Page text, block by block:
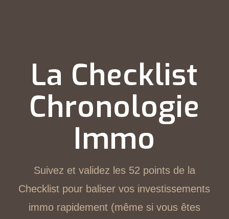
La Checklist
Chronologie
Immo
Suivez et validez les 52 points de la
Checklist pour baliser vos investissements
immo rapidement (même si vous êtes